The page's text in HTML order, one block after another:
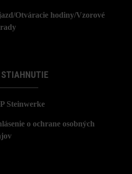
Otváracie hodiny/Vzorové
Steinwerke
o ochrane osobných